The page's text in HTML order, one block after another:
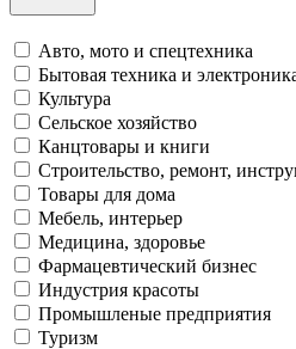
Авто, мото и спецтехника
Бытовая техника и
Культура
Сельское хозяйство
Канцтовары и книги
Строительство, ремонт,
Товары для дома
Мебель, интерьер
Медицина, здоровье
Фармацевтический бизнес
Индустрия красоты
Промышленые предприятия
Туризм